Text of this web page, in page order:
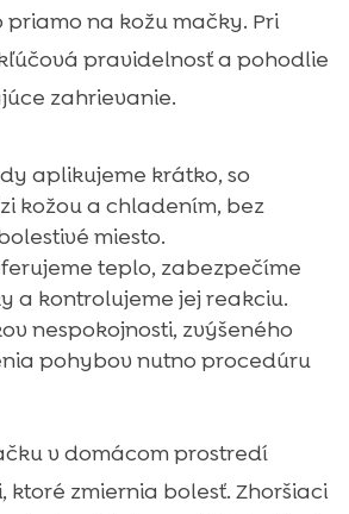
na kožu mačky. Pri
pravidelnosť a pohodlie
zahrievanie.
aplikujeme krátko, so
kožou a chladením, bez
miesto.
teplo, zabezpečíme
a kontrolujeme jej reakciu.
nespokojnosti, zvýšeného
pohybov nutno procedúru
v domácom prostredí
ktoré zmiernia bolesť. Zhoršiaci